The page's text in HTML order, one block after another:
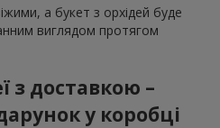
а букет з орхідей буде
виглядом протягом
з доставкою –
у коробці